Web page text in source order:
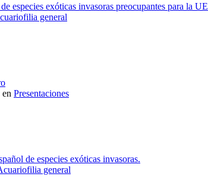
especies exóticas invasoras preocupantes para la UE
general
en Presentaciones
de especies exóticas invasoras.
general